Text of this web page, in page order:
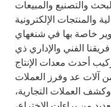
والتصنيع والمبيعات
خاصة بها في شنغهاي
الفني والإداري ذي
أحدث معدات الإنتاج
آلات عد وفرز العملات
العملات التجارية،